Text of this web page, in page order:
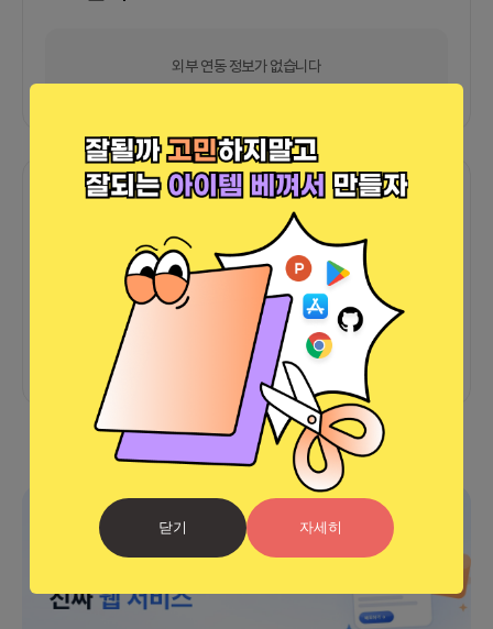
닫기 자세히
외부 연동 정보가 없습니다
함께한 사람들이 남긴 말
프로젝트 0 프로챗 0
아직 후기가 도착하지 않았습니다